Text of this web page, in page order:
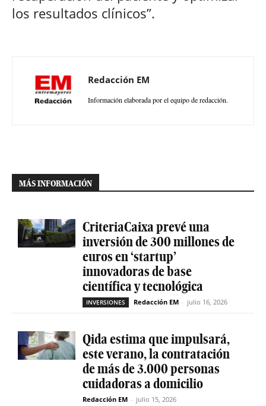
los resultados clínicos”.
Redacción EM
Información elaborada por el equipo de redacción.
MÁS INFORMACIÓN
CriteriaCaixa prevé una
inversión de 300 millones de
euros en ‘startup’
innovadoras de base
científica y tecnológica
INVERSIONES Redacción EM - julio 16, 2026
Qida estima que impulsará,
este verano, la contratación
de más de 3.000 personas
cuidadoras a domicilio
Redacción EM - julio 15, 2026